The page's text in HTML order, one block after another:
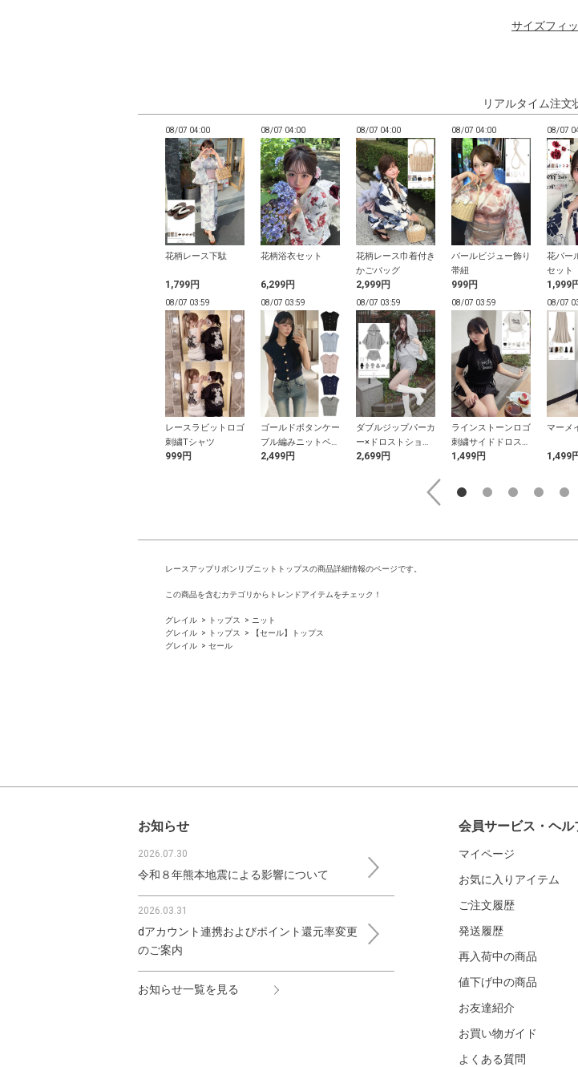
サイズフィ
リアルタイム注文
08/07 04:00
花柄レース下駄
1,799円
08/07 04:00
花柄浴衣セット
6,299円
08/07 04:00
花柄レース巾着付き
かごバッグ
2,999円
08/07 04:00
パールビジュー飾り
帯紐
999円
08/07
花パー
セット
1,999
08/07 03:59
レースラビットロゴ
刺繍Tシャツ
999円
08/07 03:59
ゴールドボタンケー
ブル編みニットベス
ト
2,499円
08/07 03:59
ダブルジップパーカ
ー×ドロストショー
トパンツセットアッ
2,699円
08/07 03:59
ラインストーンロゴ
刺繍サイドドロスト
リブトップス
1,499円
08/07
マーメ
1,499
レースアップリボンリブニットトップスの商品詳細情報のページです。
この商品を含むカテゴリからトレンドアイテムをチェック！
グレイル トップス
ニット
グレイル
トップス
【セール】トップス
グレイル
セール
お知らせ
2026.07.30
令和８年熊本地震による影響について
2026.03.31
dアカウント連携およびポイント還元率変更
のご案内
お知らせ一覧を見る
会員サービス・ヘル
マイページ
お気に入りアイテム
ご注文履歴
発送履歴
再入荷中の商品
値下げ中の商品
お友達紹介
お買い物ガイド
よくある質問